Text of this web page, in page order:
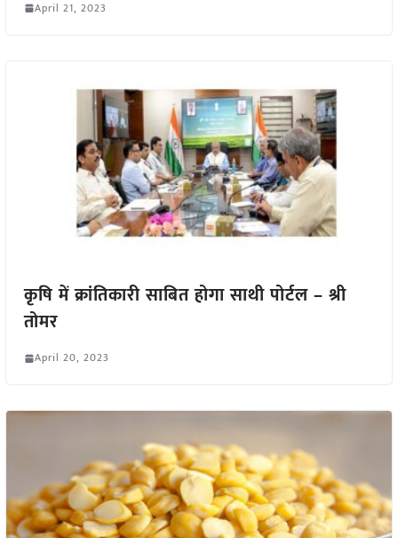
April 21, 2023
कृषि में क्रांतिकारी साबित होगा साथी पोर्टल – श्री
तोमर
April 20, 2023